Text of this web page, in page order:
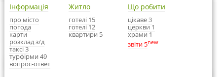
Інформація
про місто
погода
карти
розклад з/д
таксі 3
турфірми 49
вопрос-ответ
Житло
готелі 15
готелі 12
квартири 5
Що робити
цікаве 3
церкви 1
храми 1
звіти 5new